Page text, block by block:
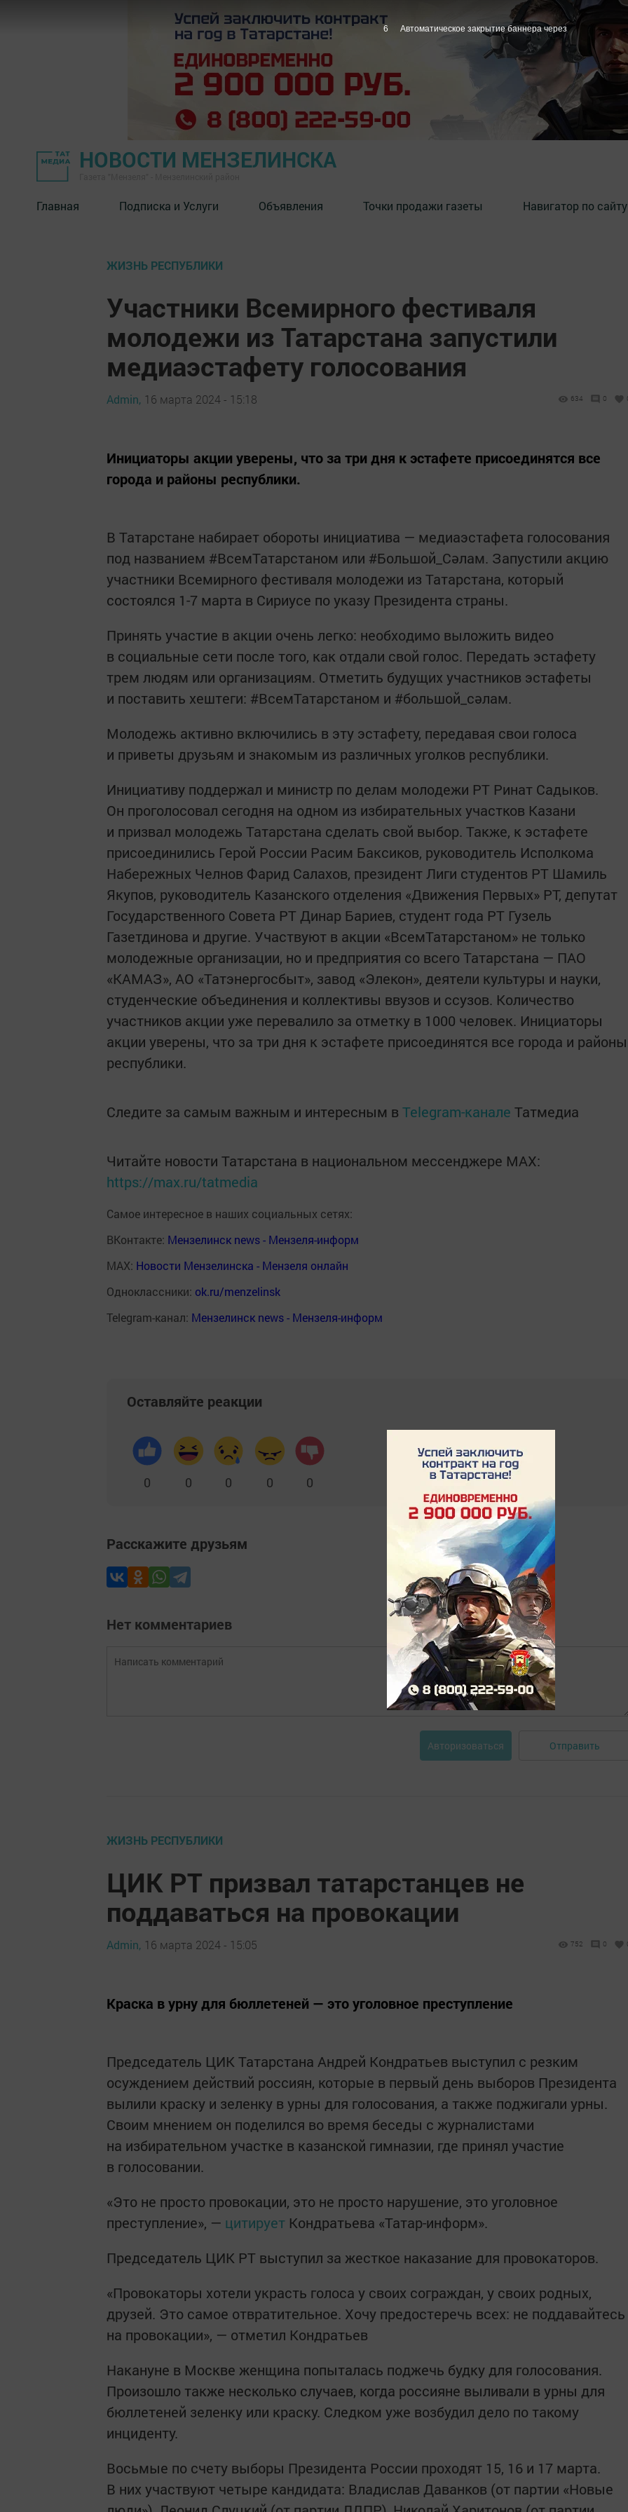
НОВОСТИ МЕНЗЕЛИНСКА
Главная Подписка и Услуги Объявления Точки продажи газеты Навигатор по сайту
ЖИЗНЬ РЕСПУБЛИКИ
Участники Всемирного фестиваля
молодежи из Татарстана запустили
медиаэстафету голосования
Admin, 16 марта 2024 - 15:18 634 0
Инициаторы акции уверены, что за три дня к эстафете присоединятся все
города и районы республики.
В Татарстане набирает обороты инициатива — медиаэстафета голосования
под названием #ВсемТатарстаном или #Большой_Сәлам. Запустили акцию
участники Всемирного фестиваля молодежи из Татарстана, который
состоялся 1-7 марта в Сириусе по указу Президента страны.
Принять участие в акции очень легко: необходимо выложить видео
в социальные сети после того, как отдали свой голос. Передать эстафету
трем людям или организациям. Отметить будущих участников эстафеты
и поставить хештеги: #ВсемТатарстаном и #большой_сәлам.
Молодежь активно включились в эту эстафету, передавая свои голоса
и приветы друзьям и знакомым из различных уголков республики.
Инициативу поддержал и министр по делам молодежи РТ Ринат Садыков.
Он проголосовал сегодня на одном из избирательных участков Казани
и призвал молодежь Татарстана сделать свой выбор. Также, к эстафете
присоединились Герой России Расим Баксиков, руководитель Исполкома
Набережных Челнов Фарид Салахов, президент Лиги студентов РТ Шамиль
Якупов, руководитель Казанского отделения «Движения Первых» РТ, депутат
Государственного Совета РТ Динар Бариев, студент года РТ Гузель
Газетдинова и другие. Участвуют в акции «ВсемТатарстаном» не только
молодежные организации, но и предприятия со всего Татарстана — ПАО
«КАМАЗ», АО «Татэнергосбыт», завод «Элекон», деятели культуры и науки,
студенческие объединения и коллективы ввузов и ссузов. Количество
участников акции уже перевалило за отметку в 1000 человек. Инициаторы
акции уверены, что за три дня к эстафете присоединятся все города и районы
республики.
Следите за самым важным и интересным в Telegram-канале Татмедиа
Читайте новости Татарстана в национальном мессенджере MАХ:
https://max.ru/tatmedia
Самое интересное в наших социальных сетях:
ВКонтакте: Мензелинск news - Мензеля-информ
MAX: Новости Мензелинска - Мензеля онлайн
Одноклассники: ok.ru/menzelinsk
Telegram-канал: Мензелинск news - Мензеля-информ
Оставляйте реакции
0 0 0 0 0
Расскажите друзьям
Нет комментариев
Авторизоваться Отправить
ЖИЗНЬ РЕСПУБЛИКИ
ЦИК РТ призвал татарстанцев не
поддаваться на провокации
Admin, 16 марта 2024 - 15:05 752 0
Краска в урну для бюллетеней — это уголовное преступление
Председатель ЦИК Татарстана Андрей Кондратьев выступил с резким
осуждением действий россиян, которые в первый день выборов Президента
вылили краску и зеленку в урны для голосования, а также поджигали урны.
Своим мнением он поделился во время беседы с журналистами
на избирательном участке в казанской гимназии, где принял участие
в голосовании.
«Это не просто провокации, это не просто нарушение, это уголовное
преступление», — цитирует Кондратьева «Татар-информ».
Председатель ЦИК РТ выступил за жесткое наказание для провокаторов.
«Провокаторы хотели украсть голоса у своих сограждан, у своих родных,
друзей. Это самое отвратительное. Хочу предостеречь всех: не поддавайтесь
на провокации», — отметил Кондратьев
Накануне в Москве женщина попыталась поджечь будку для голосования.
Произошло также несколько случаев, когда россияне выливали в урны для
бюллетеней зеленку или краску. Следком уже возбудил дело по такому
инциденту.
Восьмые по счету выборы Президента России проходят 15, 16 и 17 марта.
В них участвуют четыре кандидата: Владислав Даванков (от партии «Новые
5 Автоматическое закрытие баннера через